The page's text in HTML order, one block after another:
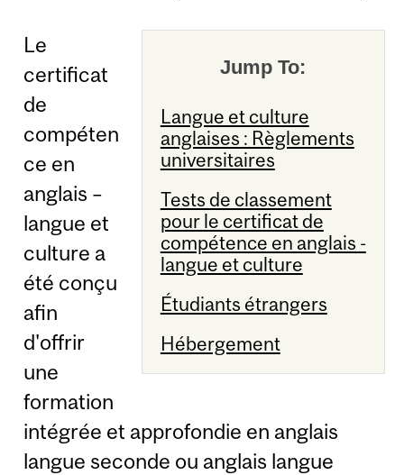
Jump To:
Langue et culture
anglaises : Règlements
universitaires
Tests de classement
pour le certificat de
compétence en anglais -
langue et culture
Étudiants étrangers
Hébergement
Le
certificat
de
compéten
ce en
anglais –
langue et
culture a
été conçu
afin
d'offrir
une
formation
intégrée et approfondie en anglais
langue seconde ou anglais langue